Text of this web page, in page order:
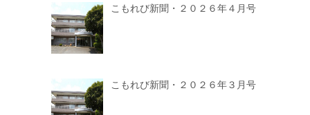
こもれび新聞・２０２６年４月号
こもれび新聞・２０２６年３月号